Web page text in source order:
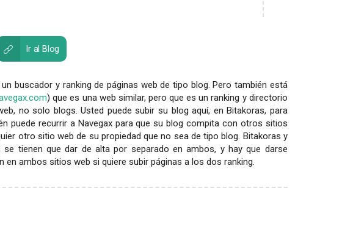
Ir al Blog
buscador y ranking de páginas web de tipo blog. Pero también está
) que es una web similar, pero que es un ranking y directorio
no solo blogs. Usted puede subir su blog aquí, en Bitakoras, para
puede recurrir a Navegax para que su blog compita con otros sitios
otro sitio web de su propiedad que no sea de tipo blog. Bitakoras y
tienen que dar de alta por separado en ambos, y hay que darse
ambos sitios web si quiere subir páginas a los dos ranking.